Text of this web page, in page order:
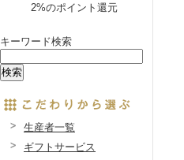
2%のポイント還元
キーワード検索
生産者一覧
ギフトサービス